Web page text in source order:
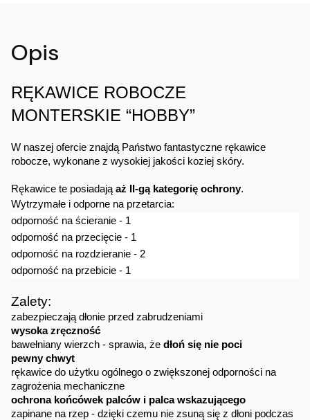
Opis
RĘKAWICE ROBOCZE
MONTERSKIE “HOBBY”
W naszej ofercie znajdą Państwo fantastyczne rękawice
robocze, wykonane z wysokiej jakości koziej skóry.
Rękawice te posiadają aż II-gą kategorię ochrony.
Wytrzymałe i odporne na przetarcia:
odporność na ścieranie - 1
odporność na przecięcie - 1
odporność na rozdzieranie - 2
odporność na przebicie - 1
Zalety:
zabezpieczają dłonie przed zabrudzeniami
wysoka zręczność
bawełniany wierzch - sprawia, że dłoń się nie poci
pewny chwyt
rękawice do użytku ogólnego o zwiększonej odporności na
zagrożenia mechaniczne
ochrona końcówek palców i palca wskazującego
zapinane na rzep - dzięki czemu nie zsuną się z dłoni podczas